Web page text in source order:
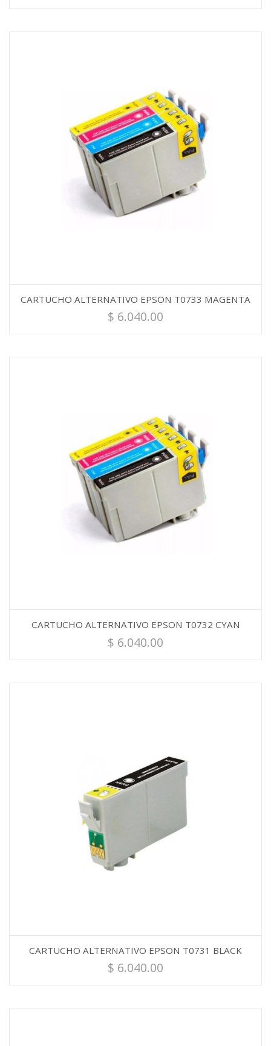
CARTUCHO ALTERNATIVO EPSON T0733 MAGENTA
$ 6.040.00
CARTUCHO ALTERNATIVO EPSON T0732 CYAN
$ 6.040.00
CARTUCHO ALTERNATIVO EPSON T0731 BLACK
$ 6.040.00